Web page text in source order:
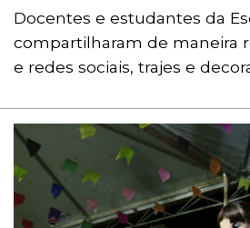
Docentes e estudantes da
compartilharam de maneira
e redes sociais, trajes e